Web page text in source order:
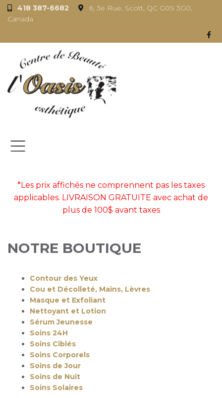
418 387-6682
6, 3e Rue, Scott, QC G0S 3G0,
Canada
*Les prix affichés ne comprennent pas les taxes
applicables. LIVRAISON GRATUITE avec achat de
plus de 100$ avant taxes
NOTRE BOUTIQUE
Contour des Yeux
Cou et Décolleté, Mains, Lèvres
Masque et Exfoliant
Nettoyant et Lotion
Sérum Jeunesse
Soins 24H
Soins Ciblés
Soins Corporels
Soins de Jour
Soins de Nuit
Soins Solaires